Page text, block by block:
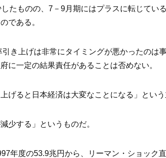
たものの、7－9月期にはプラスに転じてい
である。
き上げは非常にタイミングが悪かったのは
に一定の結果責任があることは否めない。
げると日本経済は大変なことになる」とい
少する」というものだ。
年度の53.9兆円から、リーマン・ショック